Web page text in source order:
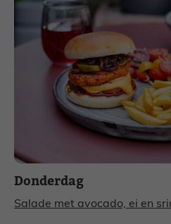
Donderdag
Salade met avocado, ei en